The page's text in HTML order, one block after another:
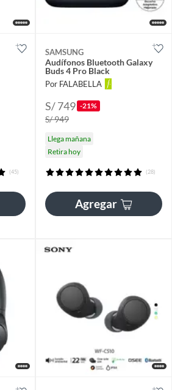
(45)
SAMSUNG
Audífonos Bluetooth Galaxy
Buds 4 Pro Black
Por FALABELLA
S/ 749 -21%
S/ 949
Llega mañana
Retira hoy
(28)
Agregar